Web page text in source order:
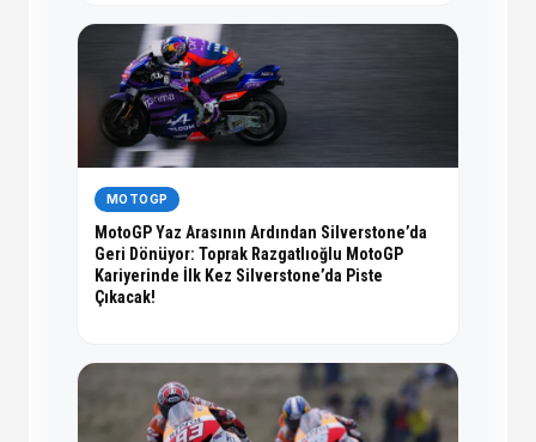
MOTOGP
MotoGP Yaz Arasının Ardından Silverstone’da
Geri Dönüyor: Toprak Razgatlıoğlu MotoGP
Kariyerinde İlk Kez Silverstone’da Piste
Çıkacak!